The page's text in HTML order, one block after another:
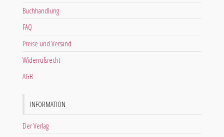
Buchhandlung
FAQ
Preise und Versand
Widerrufsrecht
AGB
INFORMATION
Der Verlag